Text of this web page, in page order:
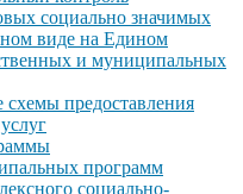
социально значимых
виде на Едином
и муниципальных
схемы предоставления
программ
социально-